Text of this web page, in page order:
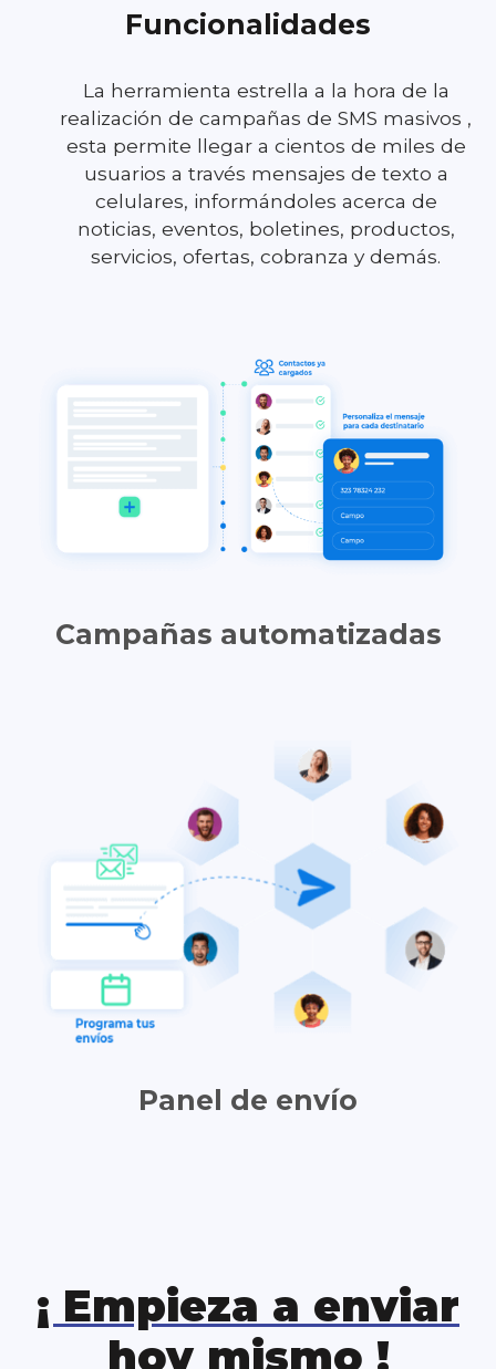
Funcionalidades
La herramienta estrella a la hora de la
realización de campañas de SMS masivos ,
esta permite llegar a cientos de miles de
usuarios a través mensajes de texto a
celulares, informándoles acerca de
noticias, eventos, boletines, productos,
servicios, ofertas, cobranza y demás.
Campañas automatizadas
Panel de envío
¡ Empieza a enviar
hoy mismo !